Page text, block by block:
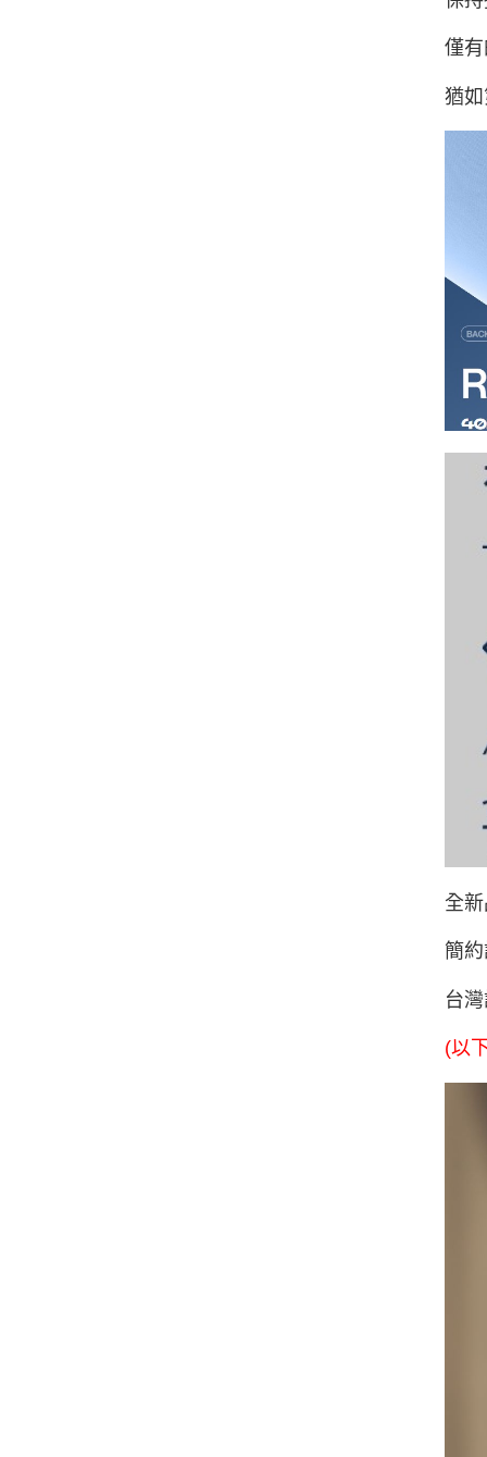
僅
猶
全
簡
台
(以